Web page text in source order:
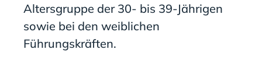
Altersgruppe der 30- bis 39-Jährigen
sowie bei den weiblichen
Führungskräften.